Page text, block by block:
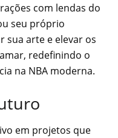
com lendas do
seu próprio
sua arte e elevar os
redefinindo o
na NBA moderna.
em projetos que